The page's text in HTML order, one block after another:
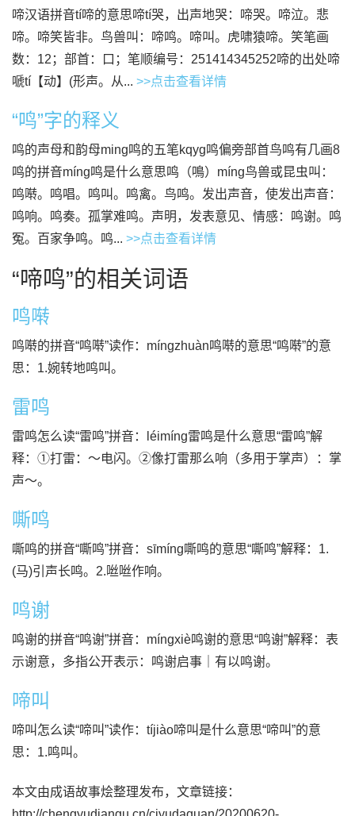
啼汉语拼音tí啼的意思啼tí哭，出声地哭：啼哭。啼泣。悲
啼。啼笑皆非。鸟兽叫：啼鸣。啼叫。虎啸猿啼。笑笔画
数：12；部首：口；笔顺编号：251414345252啼的出处啼
嗁tí【动】(形声。从... >>点击查看详情
“鸣”字的释义
鸣的声母和韵母ming鸣的五笔kqyg鸣偏旁部首鸟鸣有几画8
鸣的拼音míng鸣是什么意思鸣（鳴）míng鸟兽或昆虫叫：
鸣啭。鸣唱。鸣叫。鸣禽。鸟鸣。发出声音，使发出声音：
鸣响。鸣奏。孤掌难鸣。声明，发表意见、情感：鸣谢。鸣
冤。百家争鸣。鸣... >>点击查看详情
“啼鸣”的相关词语
鸣啭
鸣啭的拼音“鸣啭”读作：míngzhuàn鸣啭的意思“鸣啭”的意
思：1.婉转地鸣叫。
雷鸣
雷鸣怎么读“雷鸣”拼音：léimíng雷鸣是什么意思“雷鸣”解
释：①打雷：～电闪。②像打雷那么响（多用于掌声）：掌
声～。
嘶鸣
嘶鸣的拼音“嘶鸣”拼音：sīmíng嘶鸣的意思“嘶鸣”解释：1.
(马)引声长鸣。2.咝咝作响。
鸣谢
鸣谢的拼音“鸣谢”拼音：míngxiè鸣谢的意思“鸣谢”解释：表
示谢意，多指公开表示：鸣谢启事｜有以鸣谢。
啼叫
啼叫怎么读“啼叫”读作：tíjiào啼叫是什么意思“啼叫”的意
思：1.鸣叫。
本文由成语故事烩整理发布，文章链接：